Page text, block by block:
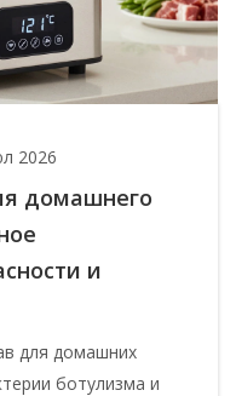
2026
домашнего
и
для домашних
ботулизма и